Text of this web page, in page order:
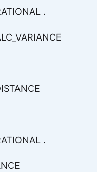
.
.